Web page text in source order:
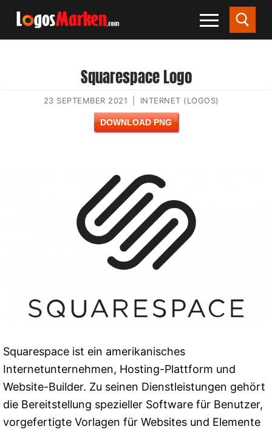
Squarespace Logo
23 SEPTEMBER 2021 INTERNET (LOGOS)
DOWNLOAD PNG
Squarespace ist ein amerikanisches
Internetunternehmen, Hosting-Plattform und
Website-Builder. Zu seinen Dienstleistungen gehört
die Bereitstellung spezieller Software für Benutzer,
vorgefertigte Vorlagen für Websites und Elemente